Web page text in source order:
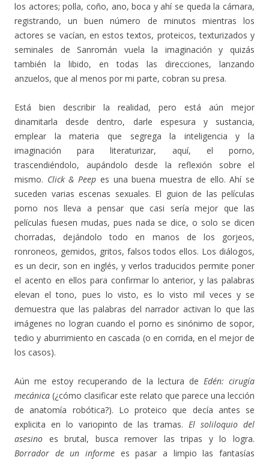
los actores; polla, coño, ano, boca y ahí se queda la cámara,
registrando, un buen número de minutos mientras los
actores se vacían, en estos textos, proteicos, texturizados y
seminales de Sanromán vuela la imaginación y quizás
también la libido, en todas las direcciones, lanzando
anzuelos, que al menos por mi parte, cobran su presa.
Está bien describir la realidad, pero está aún mejor
dinamitarla desde dentro, darle espesura y sustancia,
emplear la materia que segrega la inteligencia y la
imaginación para literaturizar, aquí, el porno,
trascendiéndolo, aupándolo desde la reflexión sobre el
mismo. Click & Peep es una buena muestra de ello. Ahí se
suceden varias escenas sexuales. El guion de las películas
porno nos lleva a pensar que casi sería mejor que las
películas fuesen mudas, pues nada se dice, o solo se dicen
chorradas, dejándolo todo en manos de los gorjeos,
ronroneos, gemidos, gritos, falsos todos ellos. Los diálogos,
es un decir, son en inglés, y verlos traducidos permite poner
el acento en ellos para confirmar lo anterior, y las palabras
elevan el tono, pues lo visto, es lo visto mil veces y se
demuestra que las palabras del narrador activan lo que las
imágenes no logran cuando el porno es sinónimo de sopor,
tedio y aburrimiento en cascada (o en corrida, en el mejor de
los casos).
Aún me estoy recuperando de la lectura de Edén: cirugía
mecánica (¿cómo clasificar este relato que parece una lección
de anatomía robótica?). Lo proteico que decía antes se
explicita en lo variopinto de las tramas.El soliloquio del
asesino es brutal, busca remover las tripas y lo logra.
Borrador de un informe es pasar a limpio las fantasías